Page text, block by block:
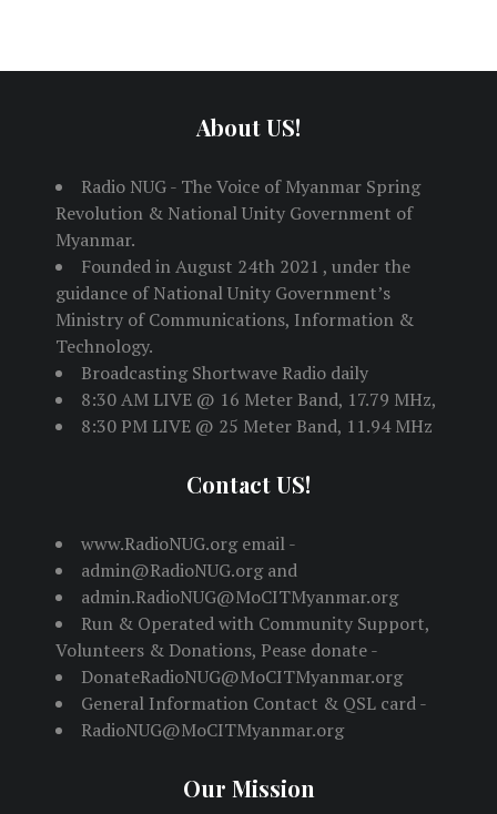
About US!
Radio NUG - The Voice of Myanmar Spring
Revolution & National Unity Government of
Myanmar.
Founded in August 24th 2021 , under the
guidance of National Unity Government’s
Ministry of Communications, Information &
Technology.
Broadcasting Shortwave Radio daily
8:30 AM LIVE @ 16 Meter Band, 17.79 MHz,
8:30 PM LIVE @ 25 Meter Band, 11.94 MHz
Contact US!
www.RadioNUG.org email -
admin@RadioNUG.org and
admin.RadioNUG@MoCITMyanmar.org
Run & Operated with Community Support,
Volunteers & Donations, Pease donate -
DonateRadioNUG@MoCITMyanmar.org
General Information Contact & QSL card -
RadioNUG@MoCITMyanmar.org
Our Mission